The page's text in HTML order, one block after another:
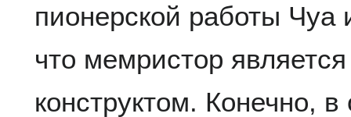
пионерской работы Чуа
что мемристор
конструктом. Конечно,